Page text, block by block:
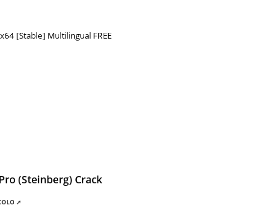
[Stable] Multilingual FREE
(Steinberg) Crack
➚